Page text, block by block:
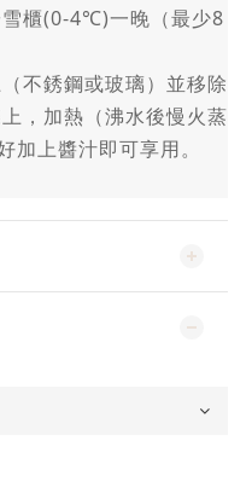
櫃(0-4℃)一晚（最少8
不銹鋼或玻璃）並移除
，加熱（沸水後慢火蒸
加上醬汁即可享用。